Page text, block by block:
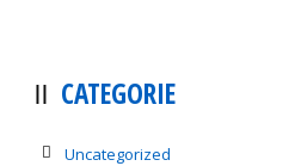
CATEGORIE
Uncategorized